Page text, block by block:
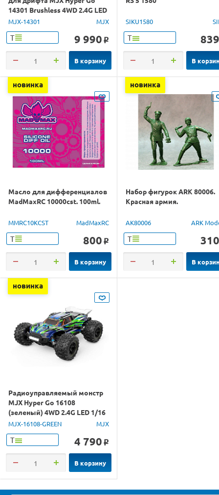
14301 Brushless 4WD 2.4G LED
1/14 RTR
MJX-14301 MJX
Т 9 990 o
В корзину
SIKU1580
Т 839
В
новинка
Масло для дифференциалов
MadMaxRC 10000cst. 100ml.
MMRC10KCST MadMaxRC
Т 800 o
В корзину
новинка
Набор фигурок ARK 80006.
Красная армия.
AK80006 ARK
Т 310
В
новинка
Радиоуправляемый монстр
MJX Hyper Go 16108
(зеленый) 4WD 2.4G LED 1/16
RTR
MJX-16108-GREEN MJX
Т 4 790 o
В корзину